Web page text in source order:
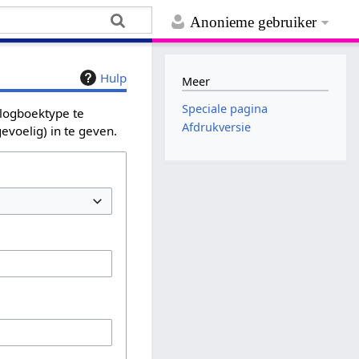
Anonieme gebruiker
Hulp
te
in te geven.
Meer
Speciale pagina
Afdrukversie